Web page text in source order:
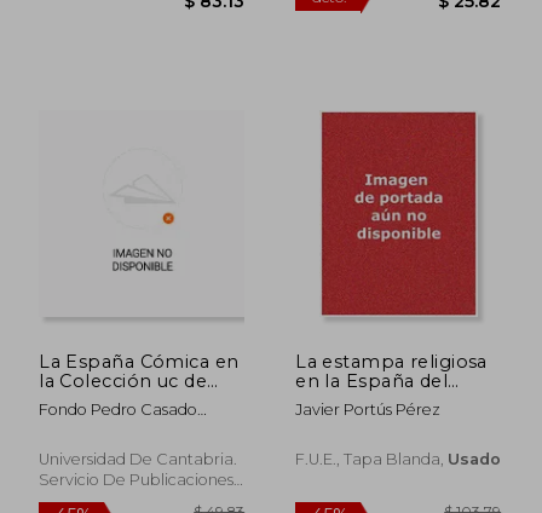
La España Cómica en
la Colección uc de
Arte Gráfico,
Fondo Pedro Casado
Universidad De Cantabria.
Servicio De Publicaciones,,
Tapa Blanda,
La estampa religiosa
en la España del
antiguo regimen
(Publicaciones de la
Universitaria
Javier Portús Pérez
F.U.E., Tapa Blanda, Usado